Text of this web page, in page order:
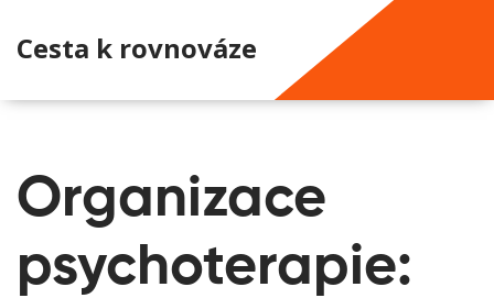
Cesta k rovnováze
Organizace
psychoterapie: